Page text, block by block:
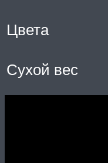
Цвета
Сухой вес